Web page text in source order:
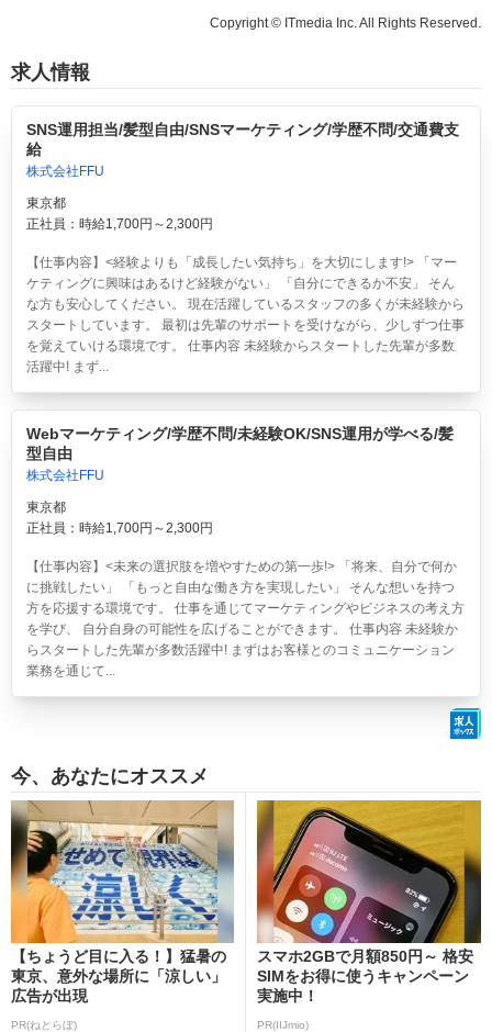
Copyright © ITmedia Inc. All Rights Reserved.
求人情報
SNS運用担当/髪型自由/SNSマーケティング/学歴不問/交通費支
給
株式会社FFU
東京都
正社員：時給1,700円～2,300円
【仕事内容】<経験よりも「成長したい気持ち」を大切にします!> 「マー
ケティングに興味はあるけど経験がない」 「自分にできるか不安」 そん
な方も安心してください。 現在活躍しているスタッフの多くが未経験から
スタートしています。 最初は先輩のサポートを受けながら、少しずつ仕事
を覚えていける環境です。 仕事内容 未経験からスタートした先輩が多数
活躍中! まず...
Webマーケティング/学歴不問/未経験OK/SNS運用が学べる/髪
型自由
株式会社FFU
東京都
正社員：時給1,700円～2,300円
【仕事内容】<未来の選択肢を増やすための第一歩!> 「将来、自分で何か
に挑戦したい」 「もっと自由な働き方を実現したい」 そんな想いを持つ
方を応援する環境です。 仕事を通じてマーケティングやビジネスの考え方
を学び、 自分自身の可能性を広げることができます。 仕事内容 未経験か
らスタートした先輩が多数活躍中! まずはお客様とのコミュニケーション
業務を通じて...
今、あなたにオススメ
【ちょうど目に入る！】猛暑の
東京、意外な場所に「涼しい」
広告が出現
PR(ねとらぼ)
スマホ2GBで月額850円～ 格安
SIMをお得に使うキャンペーン
実施中！
PR(IIJmio)